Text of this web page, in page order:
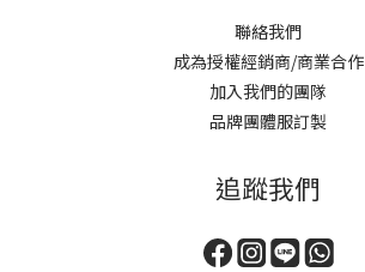
聯絡我們
成為授權經銷商/商業合作
加入我們的團隊
品牌團體服訂製
追蹤我們